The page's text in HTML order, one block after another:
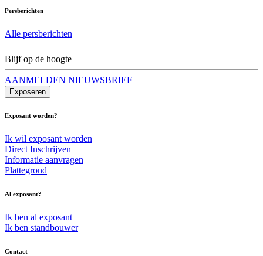
Persberichten
Alle persberichten
Blijf op de hoogte
AANMELDEN NIEUWSBRIEF
Exposeren
Exposant worden?
Ik wil exposant worden
Direct Inschrijven
Informatie aanvragen
Plattegrond
Al exposant?
Ik ben al exposant
Ik ben standbouwer
Contact